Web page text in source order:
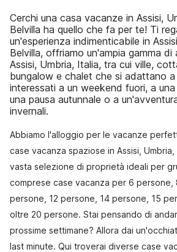
Cerchi una casa vacanze in Assisi,
Belvilla ha quello che fa per te! Ti
un'esperienza indimenticabile in
Belvilla, offriamo un'ampia gamma
Assisi, Umbria, Italia, tra cui ville,
bungalow e chalet che si adattano a
interessati a un weekend fuori, a
una pausa autunnale o a
invernali.
Abbiamo l'alloggio per le vacanze
case vacanza spaziose in Assisi,
vasta selezione di proprietà ideali per
comprese case vacanza per 6 persone,
persone, 12 persone, 14 persone, 15
oltre 20 persone. Stai pensando di
prossime settimane? Allora dai
last minute. Qui troverai diverse case